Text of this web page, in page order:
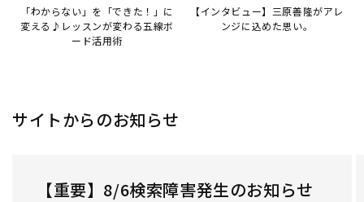
「わからない」を「できた！」に
変える♪レッスンが変わる五線ボ
ード活用術
【インタビュー】三原善隆がアレ
ンジに込めた思い。
サイトからのお知らせ
【重要】8/6検索障害発生のお知らせ